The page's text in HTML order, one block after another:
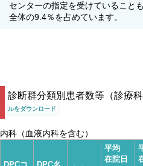
センターの指定を受けていること
全体の9.4％を占めています。
診断群分類別患者数等（診療
ルをダウンロード
内科（血液内科を含む）
平均
在院日